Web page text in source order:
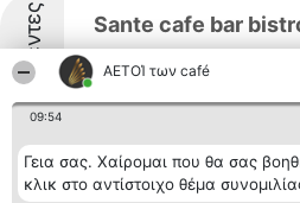
ΑΕΤΟΊ των café
09:54
Γεια σας. Χαίρομαι που θα σας
κλικ στο αντίστοιχο θέμα
Διακριθέντες Sante cafe bar
8.5